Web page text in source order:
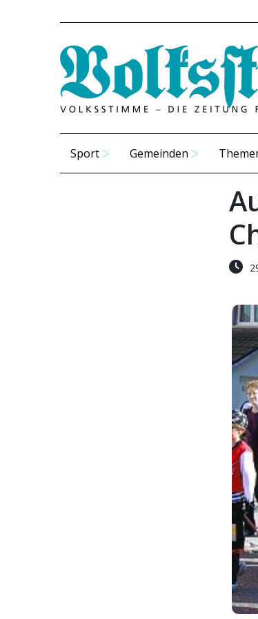
Sport Gemeinden